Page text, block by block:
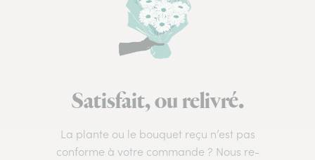
Satisfait, ou relivré.
La plante ou le bouquet reçu n’est pas
conforme à votre commande ? Nous re-